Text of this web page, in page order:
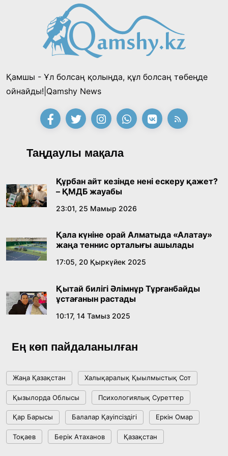
«Тектілер ту көтереді» байқауы өз
жеңімпаздарын анықтады
18:39, 23 Шілде 2026
Қонаев қаласының әкімі «Славян базары»
қабылдады
16:27, 23 Шілде 2026
Қазақ тіліндегі «құт» концептісінің
лингвомәдени сипаты
09:21, 21 Шілде 2026
Абайдың адам тәрбиесі туралы
18:59, 20 Шілде 2026
Жасанды интеллект: адамзаттың көмекшісі
18:16, 20 Шілде 2026
жетістіктері мен даму бағыты
Мемлекет басшысы Көбейтұз көлінің жай-
күйіне назар аударды
18:22, 17 Шілде 2026
Қамшы - Ұл болсаң қолыңда, құл болсаң төбеңде
ойнайды!|Qamshy News
Таңдаулы мақала
Құрбан айт кезінде нені ескеру қажет?
– ҚМДБ жауабы
23:01, 25 Мамыр 2026
Қала күніне орай Алматыда «Алатау»
жаңа теннис орталығы ашылады
17:05, 20 Қыркүйек 2025
Қытай билігі Әлімнұр Тұрғанбайды
ұстағанын растады
10:17, 14 Тамыз 2025
Ең көп пайдаланылған
Жаңа Қазақстан Халықаралық Қыылмыстық Сот
Қызылорда Облысы Психологиялық Суреттер
Қар Барысы Балалар Қауіпсіздігі Еркін Омар
Тоқаев Берік Атаханов Қазақстан